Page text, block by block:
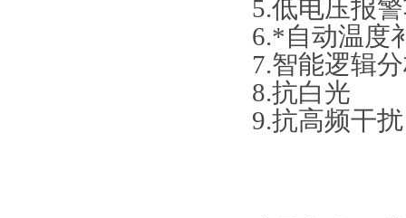
5.低电压报
6.*自动温度
7.智能逻辑
8.抗白光
9.抗高频干扰